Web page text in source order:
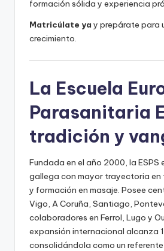
formación sólida y experiencia
Matricúlate ya y prepárate para
crecimiento.
La Escuela
Parasanitaria
tradición y
Fundada en el año 2000, la ESPS
gallega con mayor trayectoria en
y formación en masaje. Posee
Vigo, A Coruña, Santiago,
colaboradores en Ferrol, Lugo y
expansión internacional alcanza
consolidándola como un